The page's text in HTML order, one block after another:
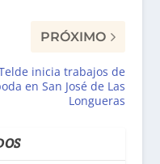
PRÓXIMO
inicia trabajos de
en San José de Las
Longueras